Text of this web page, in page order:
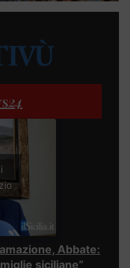
24
Abbate:
siciliane”